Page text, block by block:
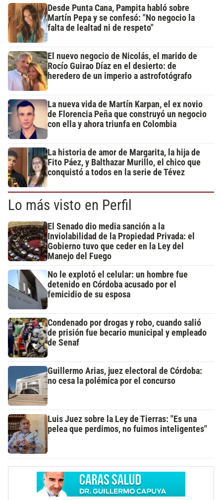
Desde Punta Cana, Pampita habló sobre
Martín Pepa y se confesó: "No negocio la
falta de lealtad ni de respeto"
El nuevo negocio de Nicolás, el marido de
Rocío Guirao Díaz en el desierto: de
heredero de un imperio a astrofotógrafo
La nueva vida de Martín Karpan, el ex novio
de Florencia Peña que construyó un negocio
con ella y ahora triunfa en Colombia
La historia de amor de Margarita, la hija de
Fito Páez, y Balthazar Murillo, el chico que
conquistó a todos en la serie de Tévez
Lo más visto en Perfil
El Senado dio media sanción a la
Inviolabilidad de la Propiedad Privada: el
Gobierno tuvo que ceder en la Ley del
Manejo del Fuego
No le explotó el celular: un hombre fue
detenido en Córdoba acusado por el
femicidio de su esposa
Condenado por drogas y robo, cuando salió
de prisión fue becario municipal y empleado
de Senaf
Guillermo Arias, juez electoral de Córdoba:
no cesa la polémica por el concurso
Luis Juez sobre la Ley de Tierras: "Es una
pelea que perdimos, no fuimos inteligentes"